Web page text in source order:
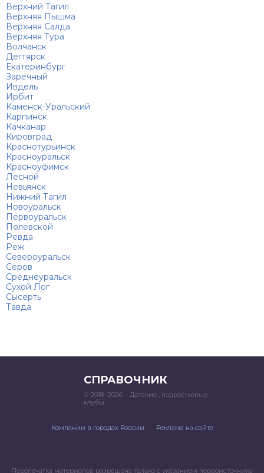
Верхний Тагил
Верхняя Пышма
Верхняя Салда
Верхняя Тура
Волчанск
Дегтярск
Екатеринбург
Заречный
Ивдель
Ирбит
Каменск-Уральский
Карпинск
Качканар
Кировград
Краснотурьинск
Красноуральск
Красноуфимск
Лесной
Невьянск
Нижний Тагил
Новоуральск
Первоуральск
Полевской
Ревда
Реж
Североуральск
Серов
Среднеуральск
Сухой Лог
Сысерть
Тавда
СПРАВОЧНИК
© 2018–2026 – Детские , подростковые
клубы
Компании в городах России Реклама на сайте
Перепечатка материалов разрешена только с указанием первоисточника